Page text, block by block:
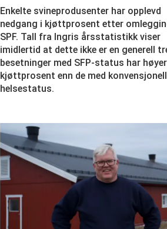
Enkelte svineprodusenter har opplevd
nedgang i kjøttprosent etter
SPF. Tall fra Ingris årsstatistikk viser
imidlertid at dette ikke er en generell
besetninger med SFP-status har
kjøttprosent enn de med konvensjonell
helsestatus.